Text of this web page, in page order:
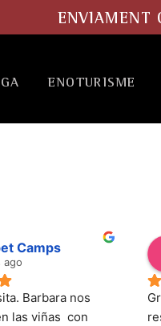
ENVIAMENT
ENOTURISME
Camps
ago
Barbara nos
las viñas  con